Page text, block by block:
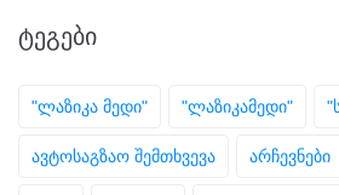
ᲢᲔᲒᲔᲑᲘ
"ლაზიკა მედი" "ლაზიკამედი"
ავტოსაგზაო შემთხვევა არჩევნები